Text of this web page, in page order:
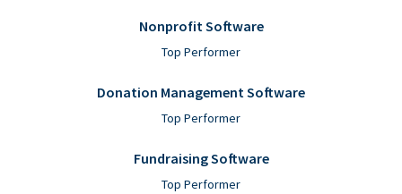
Nonprofit Software
Top Performer
Donation Management Software
Top Performer
Fundraising Software
Top Performer